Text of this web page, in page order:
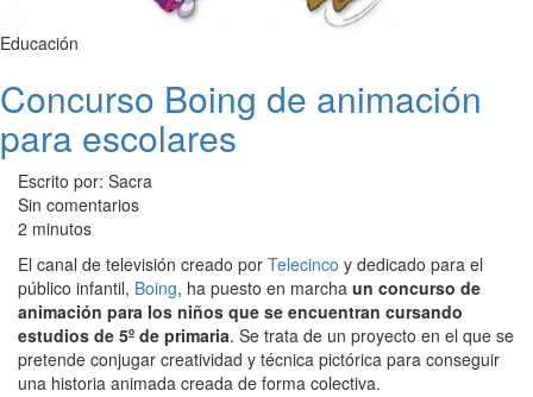
Educación
Concurso Boing de animación
para escolares
Escrito por: Sacra
Sin comentarios
2 minutos
El canal de televisión creado por Telecinco y dedicado para el
público infantil, Boing, ha puesto en marcha un concurso de
animación para los niños que se encuentran cursando
estudios de 5º de primaria. Se trata de un proyecto en el que se
pretende conjugar creatividad y técnica pictórica para conseguir
una historia animada creada de forma colectiva.